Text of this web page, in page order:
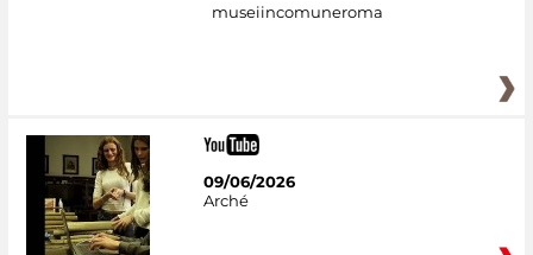
museiincomuneroma
09/06/2026
Arché